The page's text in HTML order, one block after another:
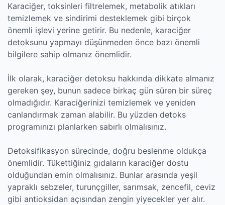
Karaciğer, toksinleri filtrelemek, metabolik atıkları
temizlemek ve sindirimi desteklemek gibi birçok
önemli işlevi yerine getirir. Bu nedenle, karaciğer
detoksunu yapmayı düşünmeden önce bazı önemli
bilgilere sahip olmanız önemlidir.
İlk olarak, karaciğer detoksu hakkında dikkate almanız
gereken şey, bunun sadece birkaç gün süren bir süreç
olmadığıdır. Karaciğerinizi temizlemek ve yeniden
canlandırmak zaman alabilir. Bu yüzden detoks
programınızı planlarken sabırlı olmalısınız.
Detoksifikasyon sürecinde, doğru beslenme oldukça
önemlidir. Tükettiğiniz gıdaların karaciğer dostu
olduğundan emin olmalısınız. Bunlar arasında yeşil
yapraklı sebzeler, turunçgiller, sarımsak, zencefil, ceviz
gibi antioksidan açısından zengin yiyecekler yer alır.